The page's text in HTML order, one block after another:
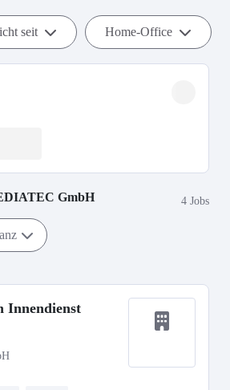
seit Home-Office
GmbH 4 Jobs
Innendienst